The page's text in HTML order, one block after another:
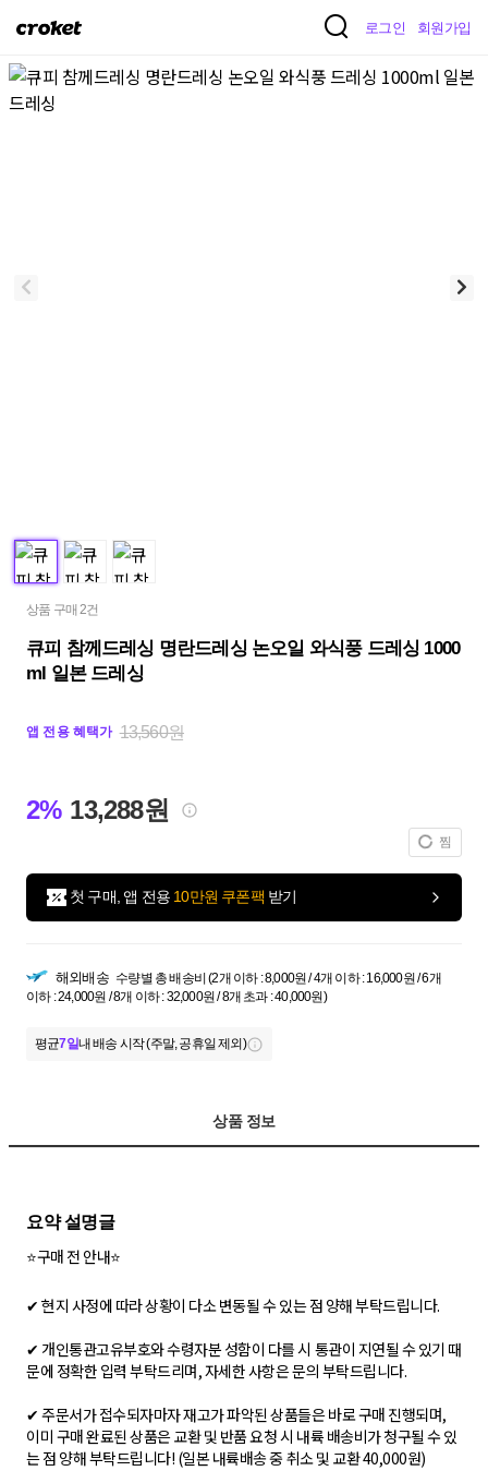
크
켓
로그인 회원가입
상품 구매 2건
큐피 참께드레싱 명란드레싱 논오일 와식풍 드레싱 1000
ml 일본 드레싱
앱 전용 혜택가 13,560원
2% 13,288원
찜
첫 구매, 앱 전용 10만원 쿠폰팩 받기
해외배송 수량별 총 배송비 (2개 이하 : 8,000원 / 4개 이하 : 16,000원 / 6개
이하 : 24,000원 / 8개 이하 : 32,000원 / 8개 초과 : 40,000원)
평균7일내 배송 시작 (주말, 공휴일 제외)
상품 정보
요약 설명글
⭐구매 전 안내⭐
✔ 현지 사정에 따라 상황이 다소 변동될 수 있는 점 양해 부탁드립니다.
✔ 개인통관고유부호와 수령자분 성함이 다를 시 통관이 지연될 수 있기 때
문에 정확한 입력 부탁드리며, 자세한 사항은 문의 부탁드립니다.
✔ 주문서가 접수되자마자 재고가 파악된 상품들은 바로 구매 진행되며,
이미 구매 완료된 상품은 교환 및 반품 요청 시 내륙 배송비가 청구될 수 있
는 점 양해 부탁드립니다! (일본 내륙배송 중 취소 및 교환 40,000원)